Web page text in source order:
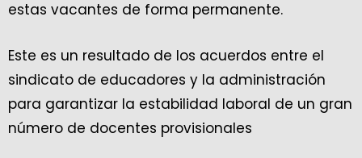
estas vacantes de forma permanente.
Este es un resultado de los acuerdos entre el
sindicato de educadores y la administración
para garantizar la estabilidad laboral de un gran
número de docentes provisionales